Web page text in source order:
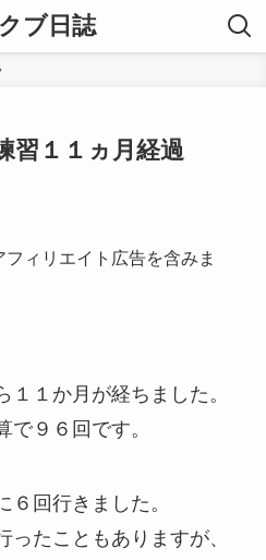
ブ日誌
習１１ヵ月経過
ィリエイト広告を含みま
１か月が経ちました。
で９６回です。
６回行きました。
たこともありますが、